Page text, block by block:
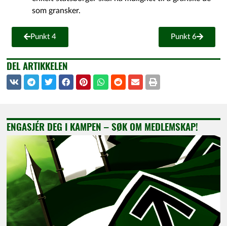
som gransker.
Punkt 4 Punkt 6
DEL ARTIKKELEN
ENGASJÉR DEG I KAMPEN – SØK OM MEDLEMSKAP!